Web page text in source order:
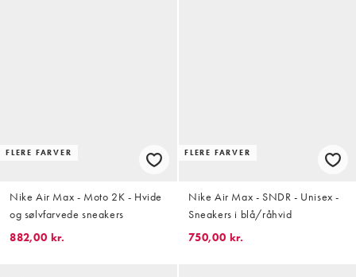
FLERE FARVER
Nike Air Max - Moto 2K - Hvide
og sølvfarvede sneakers
882,00 kr.
FLERE FARVER
Nike Air Max - SNDR - Unisex -
Sneakers i blå/råhvid
750,00 kr.